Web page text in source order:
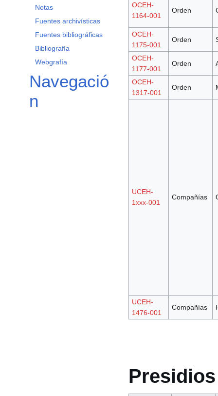
Notas
Fuentes archivísticas
Fuentes bibliográficas
Bibliografía
Webgrafía
Navegació
n
OCEH-
1164-001
Orden
OCEH-
1175-001
Orden
OCEH-
1177-001
Orden
OCEH-
1317-001
Orden
UCEH-
1xxx-001
Compañías
UCEH-
1476-001
Compañías
Presidios